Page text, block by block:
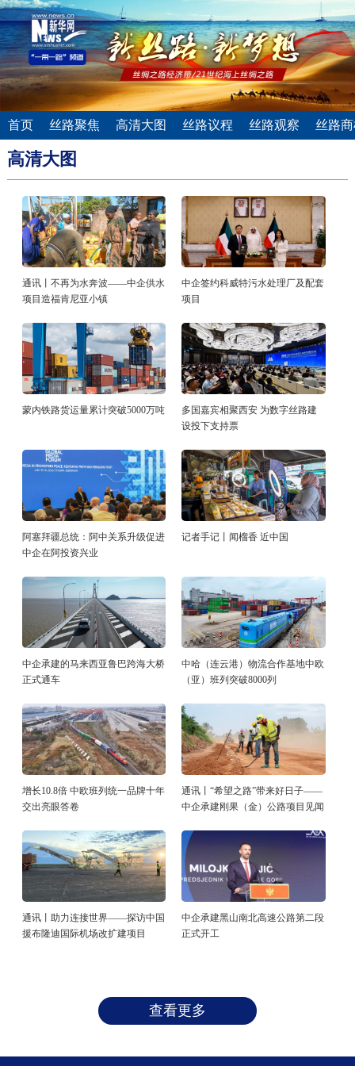
首页 丝路聚焦 高清大图 丝路议程 丝路观察 丝路
高清大图
通讯丨不再为水奔波——中企供水
项目造福肯尼亚小镇
中企签约科威特污水处理厂及配套
项目
蒙内铁路货运量累计突破5000万吨
多国嘉宾相聚西安 为数字丝路建
设投下支持票
阿塞拜疆总统：阿中关系升级促进
中企在阿投资兴业
记者手记丨闻榴香 近中国
中企承建的马来西亚鲁巴跨海大桥
正式通车
中哈（连云港）物流合作基地中欧
（亚）班列突破8000列
增长10.8倍 中欧班列统一品牌十年
交出亮眼答卷
通讯丨“希望之路”带来好日子——
中企承建刚果（金）公路项目见闻
通讯丨助力连接世界——探访中国
援布隆迪国际机场改扩建项目
中企承建黑山南北高速公路第二段
正式开工
查看更多